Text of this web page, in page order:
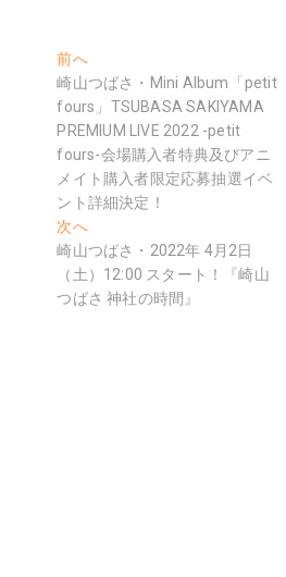
投
稿
ナ
ビ
ゲ
ー
シ
ョ
前へ過
去
の
投
稿:
崎山つばさ・Mini Album「petit
fours」TSUBASA SAKIYAMA
PREMIUM LIVE 2022 -petit
fours-会場購入者特典及びアニ
メイト購入者限定応募抽選イベ
ント詳細決定！
次へ次
の
投
稿:
崎山つばさ・2022年 4月2日
（土）12:00 スタート！『崎山
つばさ 神社の時間』